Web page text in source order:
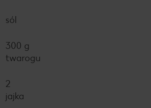
sól
300 g
twarogu
2
jajka